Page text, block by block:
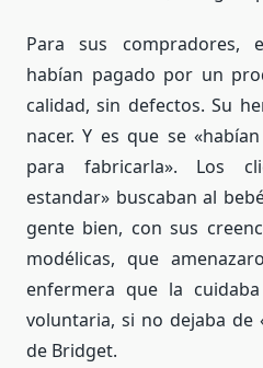
Para sus compradores,
habían pagado por un
calidad, sin defectos. Su
nacer. Y es que se
para fabricarla». Los
estandar» buscaban al
gente bien, con sus
modélicas, que
enfermera que la
voluntaria, si no dejaba de
de Bridget.